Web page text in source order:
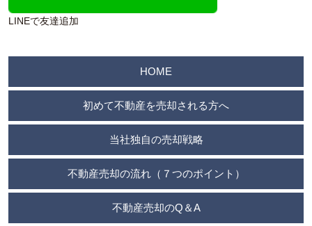
LINEで友達追加
HOME
初めて不動産を売却される方へ
当社独自の売却戦略
不動産売却の流れ（７つのポイント）
不動産売却のQ＆A